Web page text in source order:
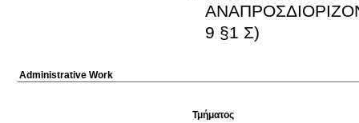
9 §1 Σ)
Administrative Work
Τμήματος